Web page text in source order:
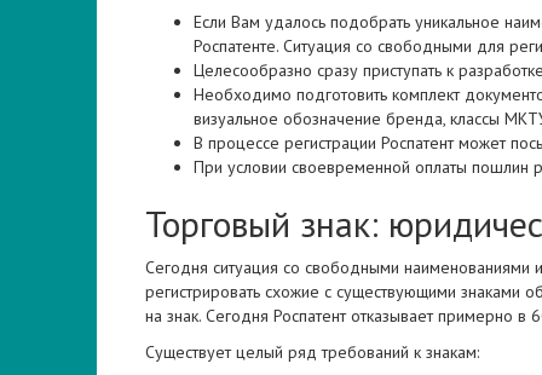
Если Вам удалось подобрать уникальное
Роспатенте. Ситуация со свободными для
Целесообразно сразу приступать к
Необходимо подготовить комплект
визуальное обозначение бренда, классы
В процессе регистрации Роспатент может
При условии своевременной оплаты пошлин
Торговый знак:
Сегодня ситуация со свободными наименованиями
регистрировать схожие с существующими знаками
на знак. Сегодня Роспатент отказывает примерно
Существует целый ряд требований к знакам: